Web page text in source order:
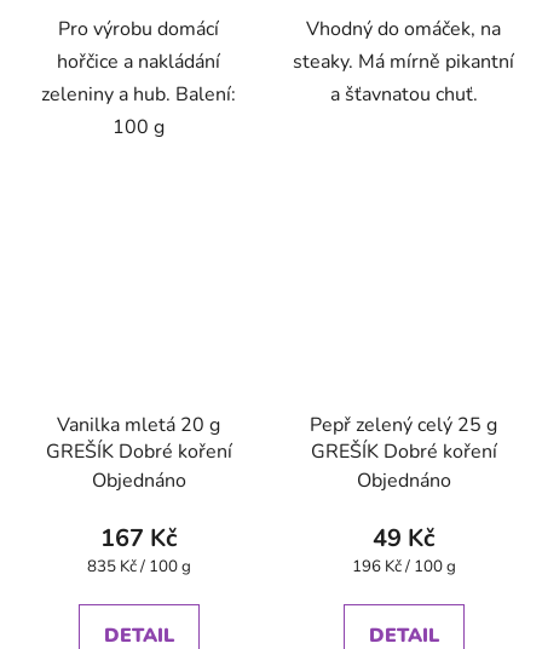
Pro výrobu domácí
hořčice a nakládání
zeleniny a hub. Balení:
100 g
Vhodný do omáček, na
steaky. Má mírně pikantní
a šťavnatou chuť.
Vanilka mletá 20 g
GREŠÍK Dobré koření
Objednáno
167 Kč
Měrná
835 Kč / 100 g
DETAIL
Pepř zelený celý 25 g
GREŠÍK Dobré koření
Objednáno
49 Kč
Měrná
196 Kč / 100 g
DETAIL